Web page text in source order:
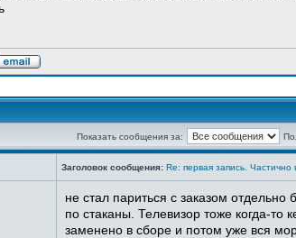
Показать сообщения за:
Заголовок сообщения: Re: первая запись. Частично
не стал париться с заказом
по стаканы. Телевизор тоже когда-то
заменено в сборе и потом уже вся